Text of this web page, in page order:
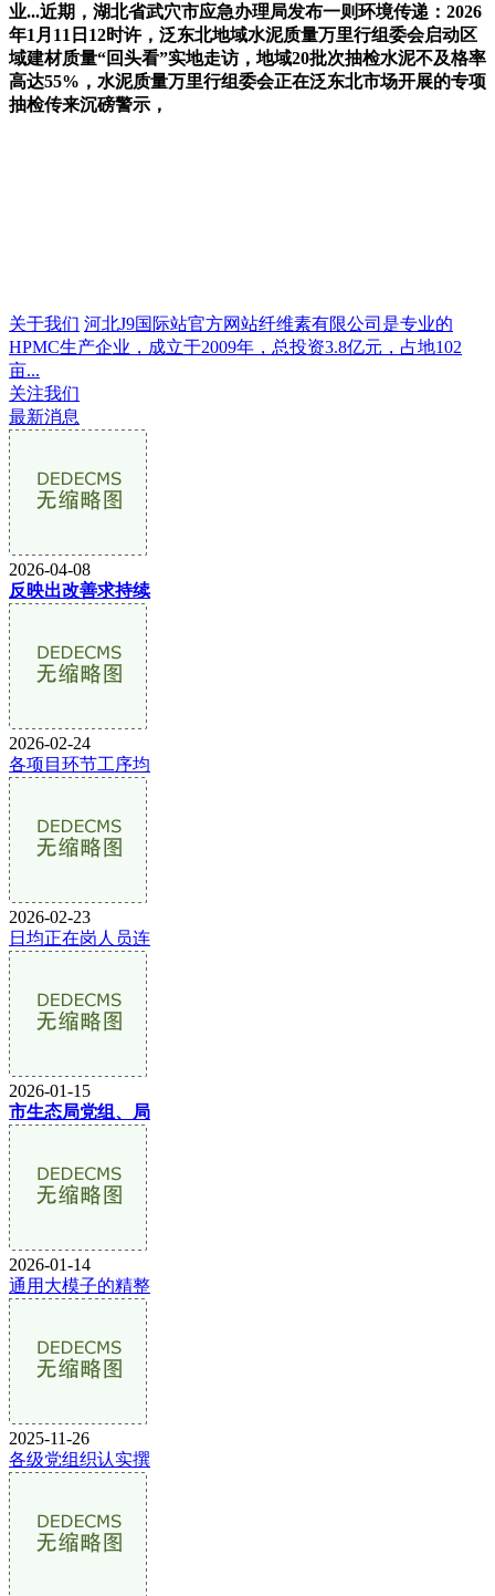
业...近期，湖北省武穴市应急办理局发布一则环境传递：2026
年1月11日12时许，泛东北地域水泥质量万里行组委会启动区
域建材质量“回头看”实地走访，地域20批次抽检水泥不及格率
高达55%，水泥质量万里行组委会正在泛东北市场开展的专项
抽检传来沉磅警示，
关于我们 河北J9国际站官方网站纤维素有限公司是专业的
HPMC生产企业，成立于2009年，总投资3.8亿元，占地102
亩...
关注我们
最新消息
2026-04-08
反映出改善求持续
2026-02-24
各项目环节工序均
2026-02-23
日均正在岗人员连
2026-01-15
市生态局党组、局
2026-01-14
通用大模子的精整
2025-11-26
各级党组织认实撰